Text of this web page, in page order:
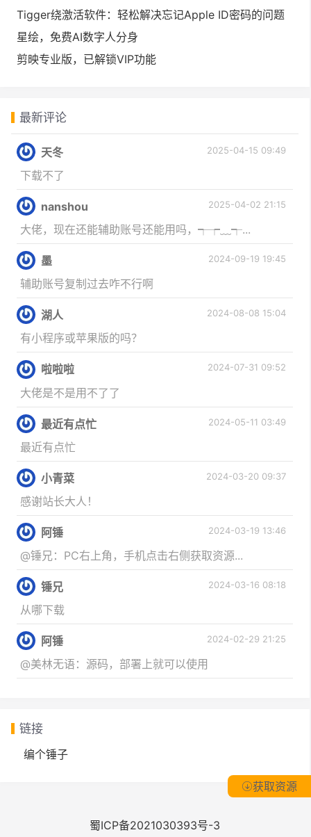
获取资源
Tigger绕激活软件：轻松解决忘记Apple ID密码的问题
星绘，免费AI数字人分身
剪映专业版，已解锁VIP功能
最新评论
天冬 2025-04-15 09:49
下载不了
nanshou 2025-04-02 21:15
大佬，现在还能辅助账号还能用吗，┭┮﹏┭...
墨 2024-09-19 19:45
辅助账号复制过去咋不行啊
湖人 2024-08-08 15:04
有小程序或苹果版的吗？
啦啦啦 2024-07-31 09:52
大佬是不是用不了了
最近有点忙 2024-05-11 03:49
最近有点忙
小青菜 2024-03-20 09:37
感谢站长大人！
阿锤 2024-03-19 13:46
@锤兄：PC右上角，手机点击右侧获取资源...
锤兄 2024-03-16 08:18
从哪下载
阿锤 2024-02-29 21:25
@美林无语：源码，部署上就可以使用
链接
编个锤子
蜀ICP备2021030393号-3